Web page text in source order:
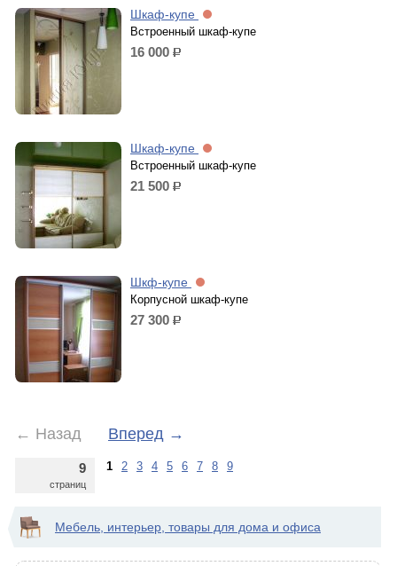
Шкаф-купе
Встроенный шкаф-купе
16 000 р.
Шкаф-купе
Встроенный шкаф-купе
21 500 р.
Шкф-купе
Корпусной шкаф-купе
27 300 р.
← Назад Вперед →
9
страниц
1 2 3 4 5 6 7 8 9
Мебель, интерьер, товары для дома и офиса